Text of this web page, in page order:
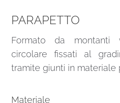
PARAPETTO
Formato da montanti
circolare fissati al
tramite giunti in materiale
Materiale